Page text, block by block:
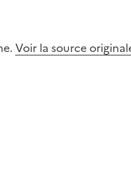
Voir la source